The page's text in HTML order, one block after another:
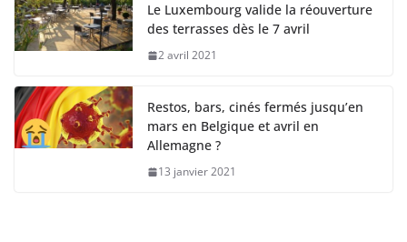
Le Luxembourg valide la réouverture
des terrasses dès le 7 avril
2 avril 2021
Restos, bars, cinés fermés jusqu’en
mars en Belgique et avril en
Allemagne ?
13 janvier 2021